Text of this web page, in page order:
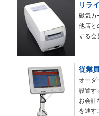
リラ
磁気カ
他店と
する会
従業
オーダ
設置す
お会計
を通す